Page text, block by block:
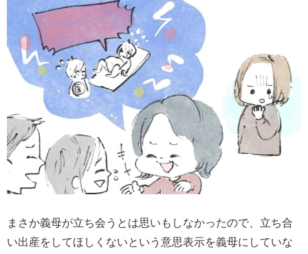
まさか義母が立ち会うとは思いもしなかったので、立ち合
い出産をしてほしくないという意思表示を義母にしていな